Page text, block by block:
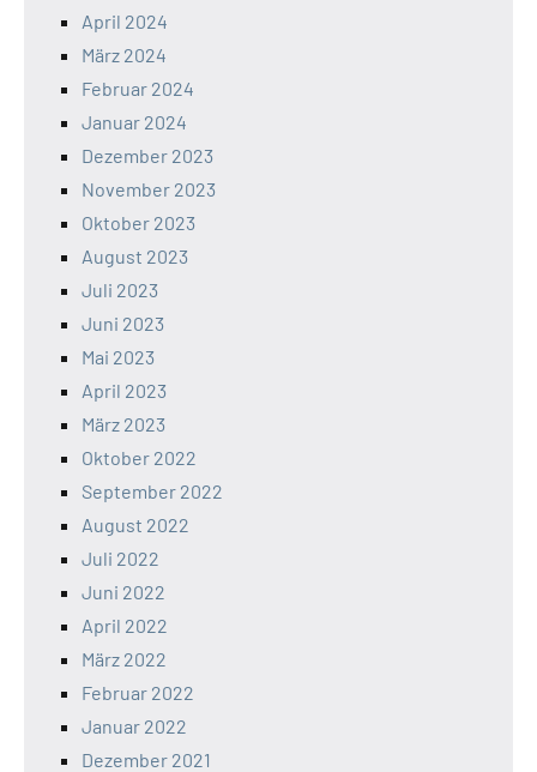
April 2024
März 2024
Februar 2024
Januar 2024
Dezember 2023
November 2023
Oktober 2023
August 2023
Juli 2023
Juni 2023
Mai 2023
April 2023
März 2023
Oktober 2022
September 2022
August 2022
Juli 2022
Juni 2022
April 2022
März 2022
Februar 2022
Januar 2022
Dezember 2021